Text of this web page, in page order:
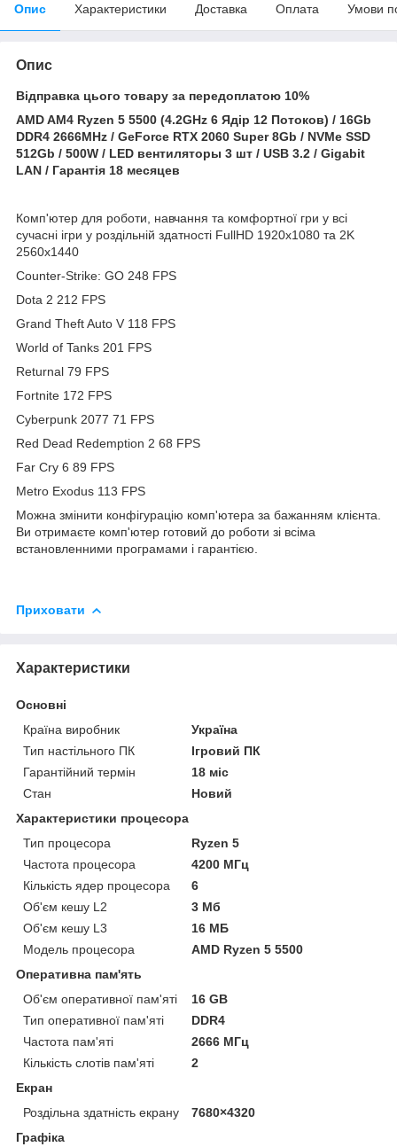
Опис Характеристики Доставка Оплата Умови
Опис
Відправка цього товару за передоплатою 10%
AMD AM4 Ryzen 5 5500 (4.2GHz 6 Ядір 12 Потоков) / 16Gb
DDR4 2666MHz / GeForce RTX 2060 Super 8Gb / NVMe SSD
512Gb / 500W / LED вентиляторы 3 шт / USB 3.2 / Gigabit
LAN / Гарантія 18 месяцев
Комп'ютер для роботи, навчання та комфортної гри у всі
сучасні ігри у роздільній здатності FullHD 1920x1080 та 2K
2560x1440
Counter-Strike: GO 248 FPS
Dota 2 212 FPS
Grand Theft Auto V 118 FPS
World of Tanks 201 FPS
Returnal 79 FPS
Fortnite 172 FPS
Cyberpunk 2077 71 FPS
Red Dead Redemption 2 68 FPS
Far Cry 6 89 FPS
Metro Exodus 113 FPS
Можна змінити конфігурацію комп'ютера за бажанням клієнта.
Ви отримаєте комп'ютер готовий до роботи зі всіма
встановленними програмами і гарантією.
Приховати
Характеристики
Основні
Країна виробник
Україна
Тип настільного ПК
Ігровий ПК
Гарантійний термін
18 міс
Стан
Новий
Характеристики процесора
Тип процесора
Ryzen 5
Частота процесора
4200 МГц
Кількість ядер процесора
6
Об'єм кешу L2
3 Мб
Об'єм кешу L3
16 МБ
Модель процесора
AMD Ryzen 5 5500
Оперативна пам'ять
Об'єм оперативної пам'яті
16 GB
Тип оперативної пам'яті
DDR4
Частота пам'яті
2666 МГц
Кількість слотів пам'яті
2
Екран
Роздільна здатність екрану
7680×4320
Графіка